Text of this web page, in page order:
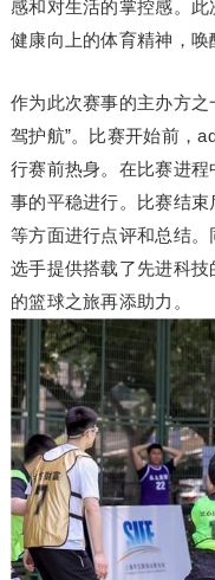
感和对生活的掌控感。
健康向上的体育精神，唤
作为此次赛事的主办方
驾护航”。比赛开始前，
行赛前热身。在比赛进
事的平稳进行。比赛结
等方面进行点评和总结
选手提供搭载了先进科
的篮球之旅再添助力。